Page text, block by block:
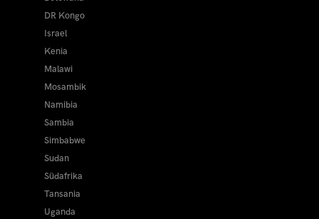
DR Kongo
Israel
Kenia
Malawi
Mosambik
Namibia
Sambia
Simbabwe
Sudan
Südafrika
Tansania
Uganda